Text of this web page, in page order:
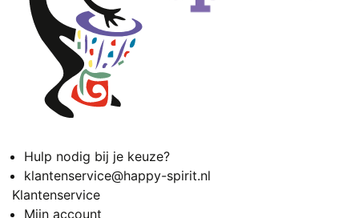
Hulp nodig bij je keuze?
klantenservice@happy-spirit.nl
Klantenservice
Mijn account